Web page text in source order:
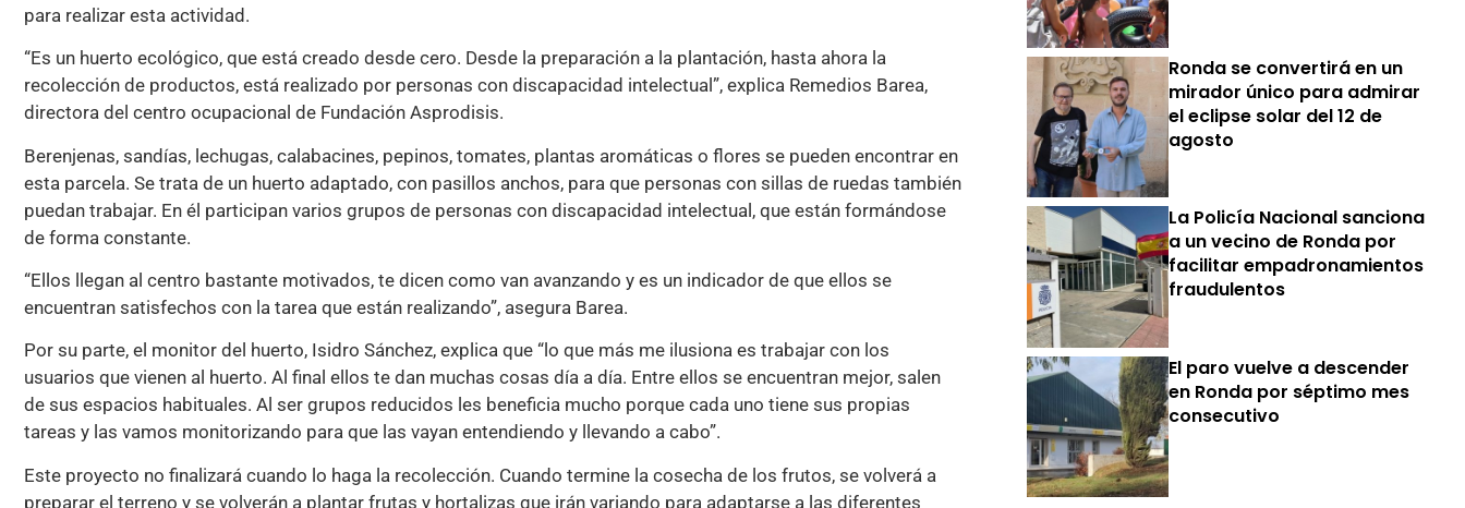
para realizar esta actividad.
“Es un huerto ecológico, que está creado desde cero. Desde la preparación a la plantación, hasta ahora la
recolección de productos, está realizado por personas con discapacidad intelectual”, explica Remedios Barea,
directora del centro ocupacional de Fundación Asprodisis.
Berenjenas, sandías, lechugas, calabacines, pepinos, tomates, plantas aromáticas o flores se pueden encontrar en
esta parcela. Se trata de un huerto adaptado, con pasillos anchos, para que personas con sillas de ruedas también
puedan trabajar. En él participan varios grupos de personas con discapacidad intelectual, que están formándose
de forma constante.
“Ellos llegan al centro bastante motivados, te dicen como van avanzando y es un indicador de que ellos se
encuentran satisfechos con la tarea que están realizando”, asegura Barea.
Por su parte, el monitor del huerto, Isidro Sánchez, explica que “lo que más me ilusiona es trabajar con los
usuarios que vienen al huerto. Al final ellos te dan muchas cosas día a día. Entre ellos se encuentran mejor, salen
de sus espacios habituales. Al ser grupos reducidos les beneficia mucho porque cada uno tiene sus propias
tareas y las vamos monitorizando para que las vayan entendiendo y llevando a cabo”.
Este proyecto no finalizará cuando lo haga la recolección. Cuando termine la cosecha de los frutos, se volverá a
preparar el terreno y se volverán a plantar frutas y hortalizas que irán variando para adaptarse a las diferentes
Ronda se convertirá en un
mirador único para admirar
el eclipse solar del 12 de
agosto
La Policía Nacional sanciona
a un vecino de Ronda por
facilitar empadronamientos
fraudulentos
El paro vuelve a descender
en Ronda por séptimo mes
consecutivo